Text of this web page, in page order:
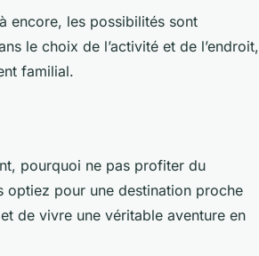
encore, les possibilités sont
le choix de l’activité et de l’endroit,
familial.
pourquoi ne pas profiter du
optiez pour une destination proche
de vivre une véritable aventure en